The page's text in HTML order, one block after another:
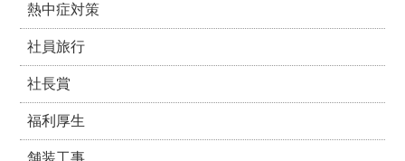
熱中症対策
社員旅行
社長賞
福利厚生